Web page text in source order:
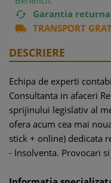
 Garantia
 TRANSPORT
DESCRIERE
Echipa de experti
Consultanta in afaceri
sprijinului legislativ al
ofera acum cea mai
stick + online) dedicata
- Insolventa. Provocari